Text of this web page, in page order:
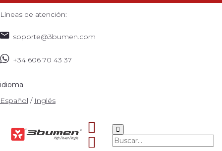
Líneas de atención:
soporte@3bumen.com
+34 606 70 43 37
idioma
Español / Inglés
Carrito de Compras
Nombre*
Teléfono*
Dirección*